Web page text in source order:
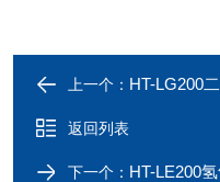
上一个： HT-LG200
返回列表
下一个： HT-LE200